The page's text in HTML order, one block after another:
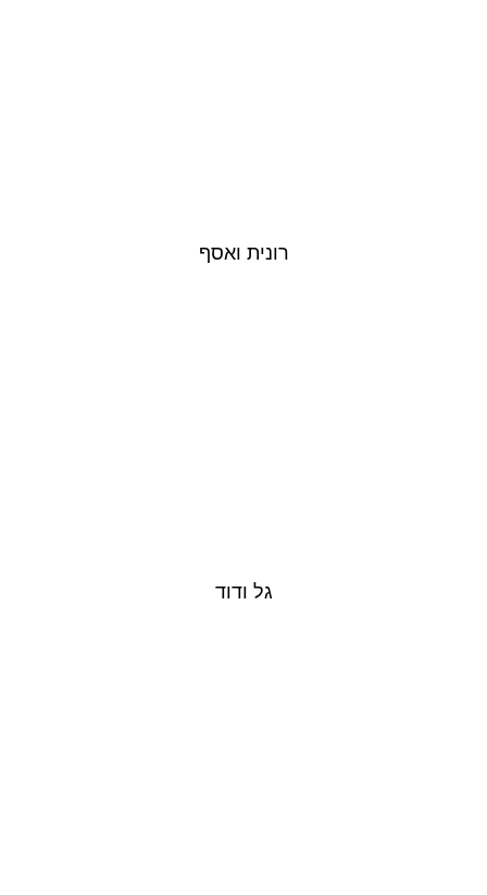
רונית ואסף
גל ודוד